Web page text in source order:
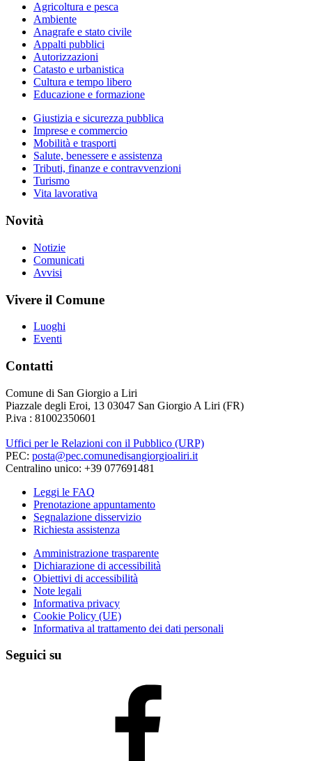
Agricoltura e pesca
Ambiente
Anagrafe e stato civile
Appalti pubblici
Autorizzazioni
Catasto e urbanistica
Cultura e tempo libero
Educazione e formazione
Giustizia e sicurezza pubblica
Imprese e commercio
Mobilità e trasporti
Salute, benessere e assistenza
Tributi, finanze e contravvenzioni
Turismo
Vita lavorativa
Novità
Notizie
Comunicati
Avvisi
Vivere il Comune
Luoghi
Eventi
Contatti
Comune di San Giorgio a Liri
Piazzale degli Eroi, 13 03047 San Giorgio A Liri (FR)
P.iva : 81002350601
Uffici per le Relazioni con il Pubblico (URP)
PEC: posta@pec.comunedisangiorgioaliri.it
Centralino unico: +39 077691481
Leggi le FAQ
Prenotazione appuntamento
Segnalazione disservizio
Richiesta assistenza
Amministrazione trasparente
Dichiarazione di accessibilità
Obiettivi di accessibilità
Note legali
Informativa privacy
Cookie Policy (UE)
Informativa al trattamento dei dati personali
Seguici su